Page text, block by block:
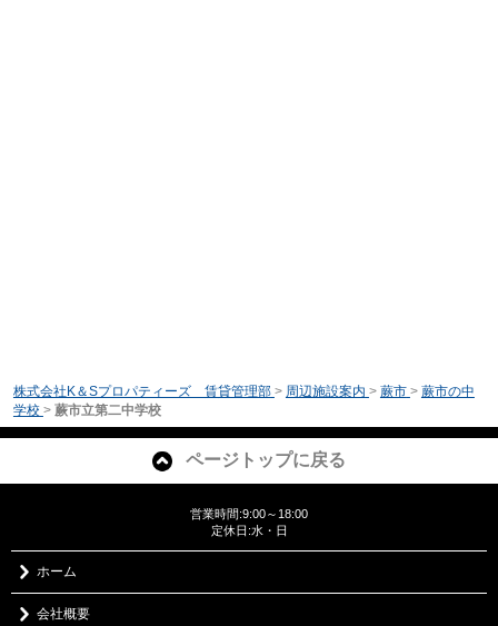
株式会社K＆Sプロパティーズ 賃貸管理部 > 周辺施設案内 > 蕨市 > 蕨市の中
学校 > 蕨市立第二中学校
ページトップに戻る
営業時間:9:00～18:00
定休日:水・日
ホーム
会社概要